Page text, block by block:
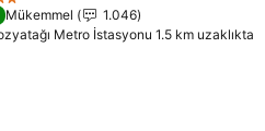
Mükemmel
1.046
Metro İstasyonu 1.5 km uzaklıkta